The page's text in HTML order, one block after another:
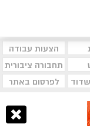
הצעות עבודה
תחבורה ציבורית
לפרסום באתר